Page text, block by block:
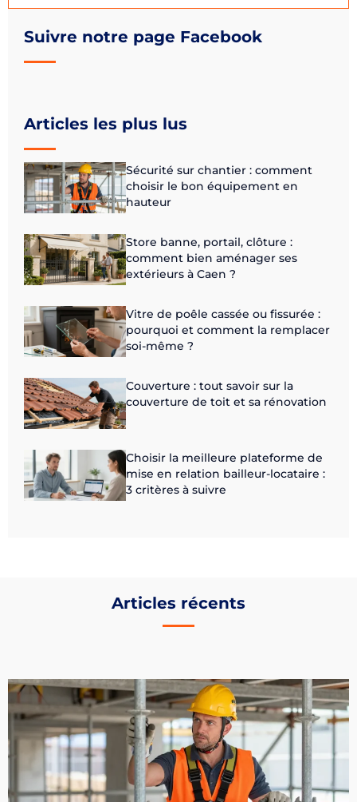
Suivre notre page Facebook
Articles les plus lus
Sécurité sur chantier : comment
choisir le bon équipement en
hauteur
Store banne, portail, clôture :
comment bien aménager ses
extérieurs à Caen ?
Vitre de poêle cassée ou fissurée :
pourquoi et comment la remplacer
soi-même ?
Couverture : tout savoir sur la
couverture de toit et sa rénovation
Choisir la meilleure plateforme de
mise en relation bailleur-locataire :
3 critères à suivre
Articles récents